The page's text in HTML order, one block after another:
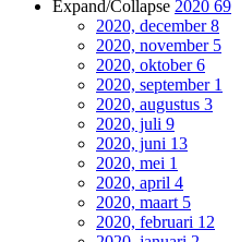
Expand/Collapse 2020 69
2020, december8
2020, november 5
2020, oktober6
2020, september 1
2020, augustus 3
2020, juli 9
2020, juni 13
2020, mei 1
2020, april 4
2020, maart 5
2020, februari 12